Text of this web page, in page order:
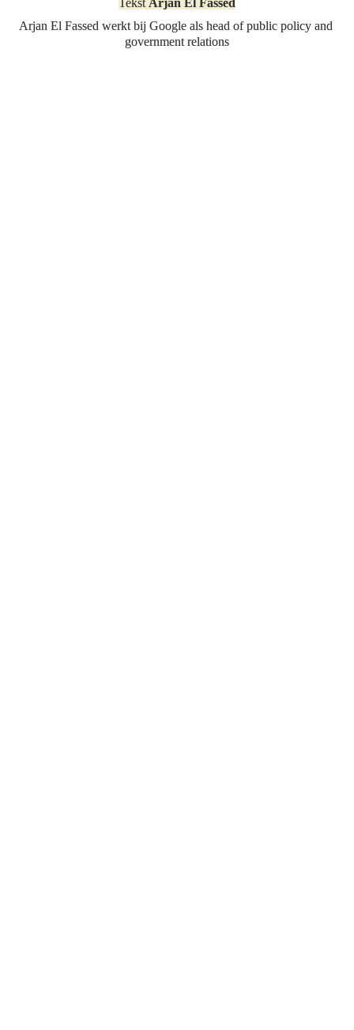
Tekst Arjan El Fassed
Arjan El Fassed werkt bij Google als head of public policy and
government relations